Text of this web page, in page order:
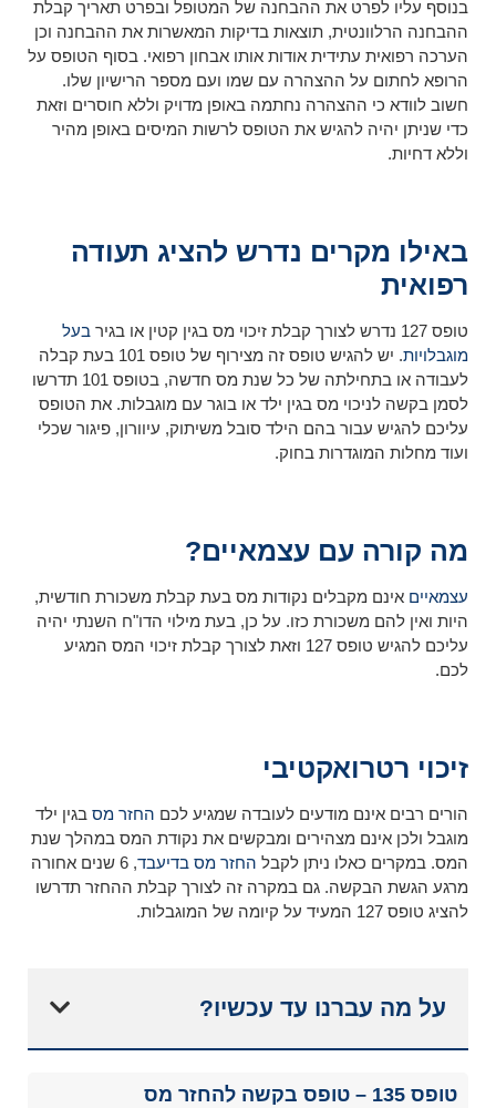
בנוסף עליו לפרט את ההבחנה של המטופל ובפרט תאריך קבלת
ההבחנה הרלוונטית, תוצאות בדיקות המאשרות את ההבחנה וכן
הערכה רפואית עתידית אודות אותו אבחון רפואי. בסוף הטופס על
הרופא לחתום על ההצהרה עם שמו ועם מספר הרישיון שלו.
חשוב לוודא כי ההצהרה נחתמה באופן מדויק וללא חוסרים וזאת
כדי שניתן יהיה להגיש את הטופס לרשות המיסים באופן מהיר
וללא דחיות.
באילו מקרים נדרש להציג תעודה
רפואית
טופס 127 נדרש לצורך קבלת זיכוי מס בגין קטין או בגיר
בעל
מוגבלויות
. יש להגיש טופס זה מצירוף של טופס 101 בעת קבלה
לעבודה או בתחילתה של כל שנת מס חדשה, בטופס 101 תדרשו
לסמן בקשה לניכוי מס בגין ילד או בוגר עם מוגבלות. את הטופס
עליכם להגיש עבור בהם הילד סובל משיתוק, עיוורון, פיגור שכלי
ועוד מחלות המוגדרות בחוק.
מה קורה עם עצמאיים?
עצמאיים אינם מקבלים נקודות מס בעת קבלת משכורת חודשית,
היות ואין להם משכורת כזו. על כן, בעת מילוי הדו"ח השנתי יהיה
עליכם להגיש טופס 127 וזאת לצורך קבלת זיכוי המס המגיע
לכם.
זיכוי רטרואקטיבי
הורים רבים אינם מודעים לעובדה שמגיע לכם החזר מס בגין ילד
מוגבל ולכן אינם מצהירים ומבקשים את נקודת המס במהלך שנת
המס. במקרים כאלו ניתן לקבל החזר מס בדיעבד
, 6 שנים אחורה
מרגע הגשת הבקשה. גם במקרה זה לצורך קבלת ההחזר תדרשו
להציג טופס 127 המעיד על קיומה של המוגבלות.
על מה עברנו עד עכשיו?
טופס 135 – טופס בקשה להחזר מס